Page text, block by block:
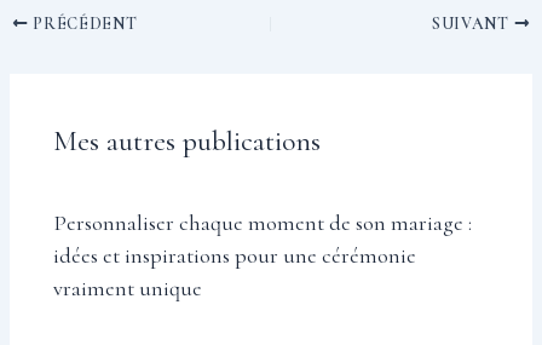
PRÉCÉDENT SUIVANT
Mes autres publications
Personnaliser chaque moment de son mariage :
idées et inspirations pour une cérémonie
vraiment unique